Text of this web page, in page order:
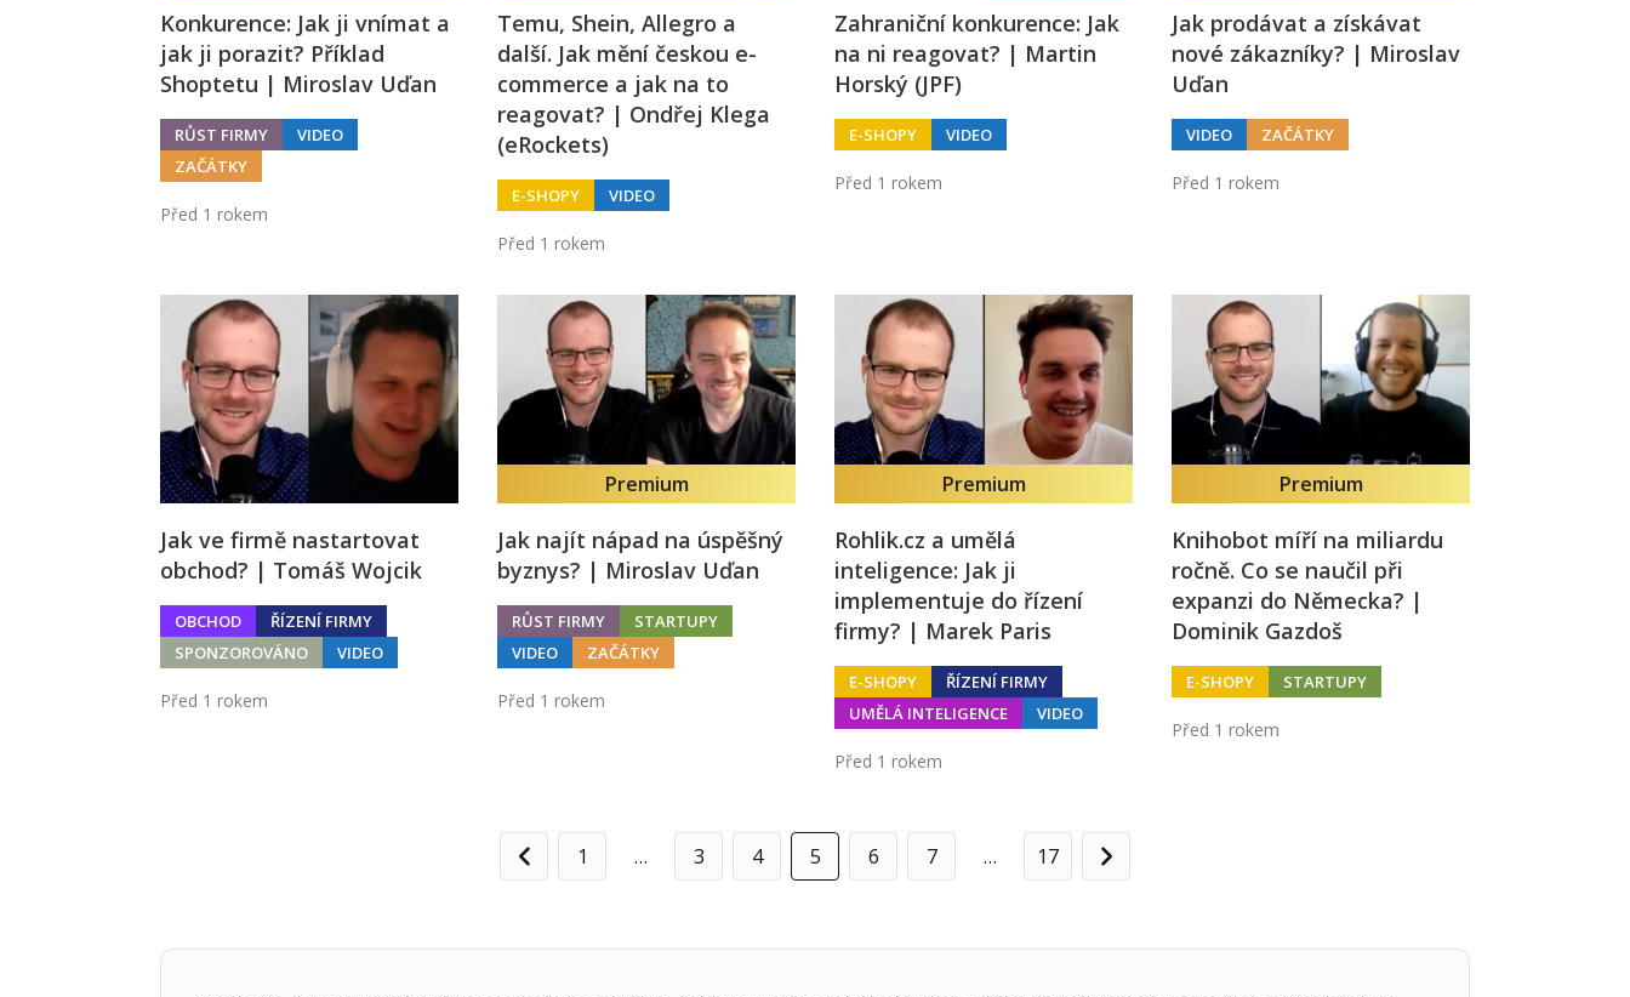
Konkurence: Jak ji vnímat a
jak ji porazit? Příklad
Shoptetu | Miroslav Uďan
RŮST FIRMY
VIDEO
ZAČÁTKY
Před 1 rokem
Temu, Shein, Allegro a
další. Jak mění českou e-
commerce a jak na to
reagovat? | Ondřej Klega
(eRockets)
E-SHOPY VIDEO
Před 1 rokem
Zahraniční konkurence: Jak
na ni reagovat? | Martin
Horský (JPF)
E-SHOPY VIDEO
Před 1 rokem
Jak prodávat a získávat
nové zákazníky? | Miroslav
Uďan
VIDEO ZAČÁTKY
Před 1 rokem
Jak ve firmě nastartovat
obchod? | Tomáš Wojcik
OBCHOD
ŘÍZENÍ FIRMY
SPONZOROVÁNO
VIDEO
Před 1 rokem
Premium
Jak najít nápad na úspěšný
byznys? | Miroslav Uďan
RŮST FIRMY
STARTUPY
VIDEO
ZAČÁTKY
Před 1 rokem
Premium
Rohlik.cz a umělá
inteligence: Jak ji
implementuje do řízení
firmy? | Marek Paris
E-SHOPY
ŘÍZENÍ FIRMY
UMĚLÁ INTELIGENCE
VIDEO
Před 1 rokem
Premium
Knihobot míří na miliardu
ročně. Co se naučil při
expanzi do Německa? |
Dominik Gazdoš
E-SHOPY STARTUPY
Před 1 rokem
Předchozí
1 … 3 4 5 6 7 … 17
Další